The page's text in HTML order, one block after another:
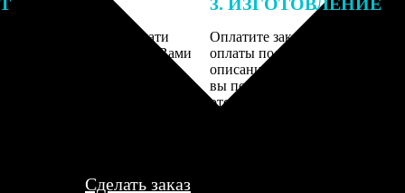
заказа к печати
могут связаться с Вами
Оплатите заказ банковской
оплаты получите
описанием заказа. Когда
вы получите письмо с трек-
отслеживания.
Сделать заказ